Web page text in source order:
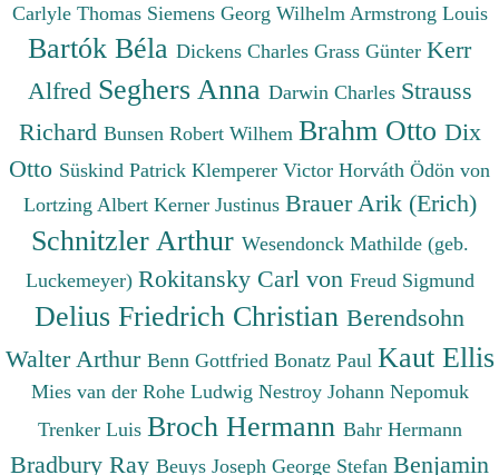
Carlyle Thomas Siemens Georg Wilhelm Armstrong Louis
Bartók Béla Dickens Charles Grass Günter Kerr
Alfred Seghers Anna Darwin Charles Strauss
Richard Bunsen Robert Wilhem Brahm Otto Dix
Otto Süskind Patrick Klemperer Victor Horváth Ödön von
Lortzing Albert Kerner Justinus Brauer Arik (Erich)
Schnitzler Arthur Wesendonck Mathilde (geb.
Luckemeyer) Rokitansky Carl von Freud Sigmund
Delius Friedrich Christian Berendsohn
Walter Arthur Benn Gottfried Bonatz Paul Kaut Ellis
Mies van der Rohe Ludwig Nestroy Johann Nepomuk
Trenker Luis Broch Hermann Bahr Hermann
Bradbury Ray Beuys Joseph George Stefan Benjamin